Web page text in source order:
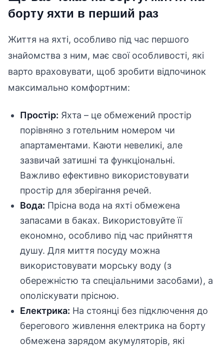
борту яхти в перший раз
Життя на яхті, особливо під час першого
знайомства з ним, має свої особливості, які
варто враховувати, щоб зробити відпочинок
максимально комфортним:
Простір: Яхта – це обмежений простір
порівняно з готельним номером чи
апартаментами. Каюти невеликі, але
зазвичай затишні та функціональні.
Важливо ефективно використовувати
простір для зберігання речей.
Вода: Прісна вода на яхті обмежена
запасами в баках. Використовуйте її
економно, особливо під час прийняття
душу. Для миття посуду можна
використовувати морську воду (з
обережністю та спеціальними засобами), а
ополіскувати прісною.
Електрика: На стоянці без підключення до
берегового живлення електрика на борту
обмежена зарядом акумуляторів, які